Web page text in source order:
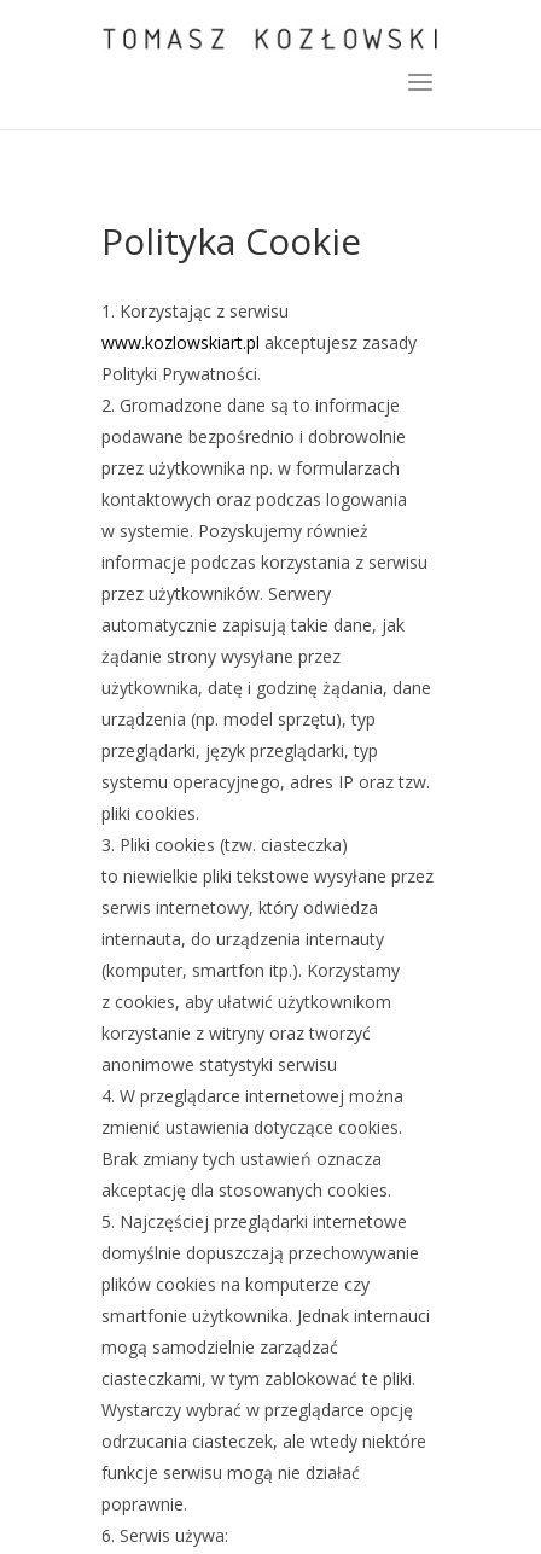
Polityka Cookie
Korzystając z serwisu
www.kozlowskiart.pl akceptujesz zasady
Polityki Prywatności.
Gromadzone dane są to informacje
podawane bezpośrednio i dobrowolnie
przez użytkownika np. w formularzach
kontaktowych oraz podczas logowania
w systemie. Pozyskujemy również
informacje podczas korzystania z serwisu
przez użytkowników. Serwery
automatycznie zapisują takie dane, jak
żądanie strony wysyłane przez
użytkownika, datę i godzinę żądania, dane
urządzenia (np. model sprzętu), typ
przeglądarki, język przeglądarki, typ
systemu operacyjnego, adres IP oraz tzw.
pliki cookies.
Pliki cookies (tzw. ciasteczka)
to niewielkie pliki tekstowe wysyłane przez
serwis internetowy, który odwiedza
internauta, do urządzenia internauty
(komputer, smartfon itp.). Korzystamy
z cookies, aby ułatwić użytkownikom
korzystanie z witryny oraz tworzyć
anonimowe statystyki serwisu
W przeglądarce internetowej można
zmienić ustawienia dotyczące cookies.
Brak zmiany tych ustawień oznacza
akceptację dla stosowanych cookies.
Najczęściej przeglądarki internetowe
domyślnie dopuszczają przechowywanie
plików cookies na komputerze czy
smartfonie użytkownika. Jednak internauci
mogą samodzielnie zarządzać
ciasteczkami, w tym zablokować te pliki.
Wystarczy wybrać w przeglądarce opcję
odrzucania ciasteczek, ale wtedy niektóre
funkcje serwisu mogą nie działać
poprawnie.
Serwis używa: